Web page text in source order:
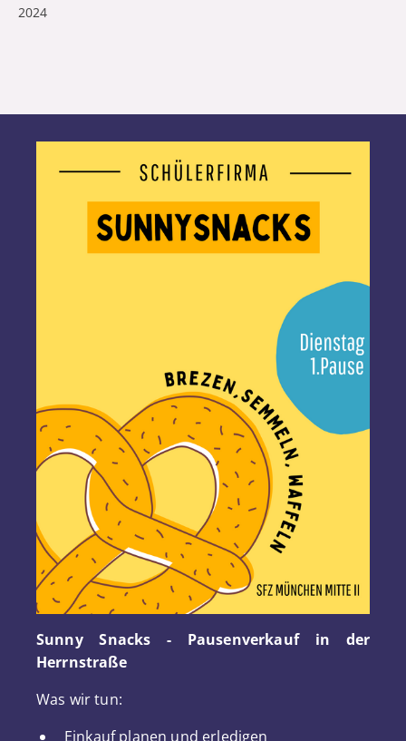
2024
Sunny Snacks - Pausenverkauf in der
Herrnstraße
Was wir tun:
Einkauf planen und erledigen